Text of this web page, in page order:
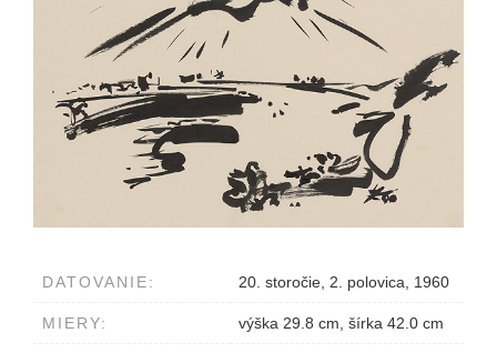
DATOVANIE: 20. storočie, 2. polovica, 1960
MIERY: výška 29.8 cm, šírka 42.0 cm